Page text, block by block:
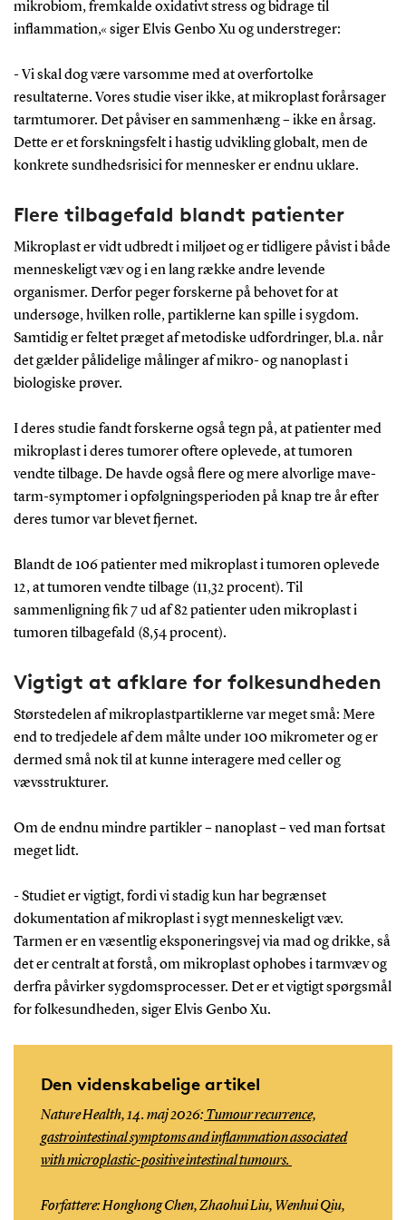
mikrobiom, fremkalde oxidativt stress og bidrage til
inflammation,« siger Elvis Genbo Xu og understreger:
- Vi skal dog være varsomme med at overfortolke
resultaterne. Vores studie viser ikke, at mikroplast forårsager
tarmtumorer. Det påviser en sammenhæng – ikke en årsag.
Dette er et forskningsfelt i hastig udvikling globalt, men de
konkrete sundhedsrisici for mennesker er endnu uklare.
Flere tilbagefald blandt patienter
Mikroplast er vidt udbredt i miljøet og er tidligere påvist i både
menneskeligt væv og i en lang række andre levende
organismer. Derfor peger forskerne på behovet for at
undersøge, hvilken rolle, partiklerne kan spille i sygdom.
Samtidig er feltet præget af metodiske udfordringer, bl.a. når
det gælder pålidelige målinger af mikro- og nanoplast i
biologiske prøver.
I deres studie fandt forskerne også tegn på, at patienter med
mikroplast i deres tumorer oftere oplevede, at tumoren
vendte tilbage. De havde også flere og mere alvorlige mave-
tarm-symptomer i opfølgningsperioden på knap tre år efter
deres tumor var blevet fjernet.
Blandt de 106 patienter med mikroplast i tumoren oplevede
12, at tumoren vendte tilbage (11,32 procent). Til
sammenligning fik 7 ud af 82 patienter uden mikroplast i
tumoren tilbagefald (8,54 procent).
Vigtigt at afklare for folkesundheden
Størstedelen af mikroplastpartiklerne var meget små: Mere
end to tredjedele af dem målte under 100 mikrometer og er
dermed små nok til at kunne interagere med celler og
vævsstrukturer.
Om de endnu mindre partikler – nanoplast – ved man fortsat
meget lidt.
- Studiet er vigtigt, fordi vi stadig kun har begrænset
dokumentation af mikroplast i sygt menneskeligt væv.
Tarmen er en væsentlig eksponeringsvej via mad og drikke, så
det er centralt at forstå, om mikroplast ophobes i tarmvæv og
derfra påvirker sygdomsprocesser. Det er et vigtigt spørgsmål
for folkesundheden, siger Elvis Genbo Xu.
Den videnskabelige artikel
Nature Health, 14. maj 2026: Tumour recurrence,
gastrointestinal symptoms and inflammation associated
with microplastic-positive intestinal tumours.
Forfattere: Honghong Chen, Zhaohui Liu, Wenhui Qiu,